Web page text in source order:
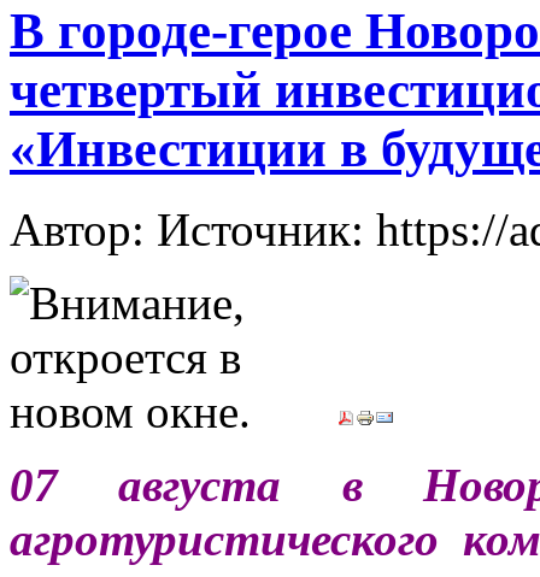
В городе-герое
четвертый
«Инвестиции в
Автор: Источник: https://
07 августа в
агротуристического